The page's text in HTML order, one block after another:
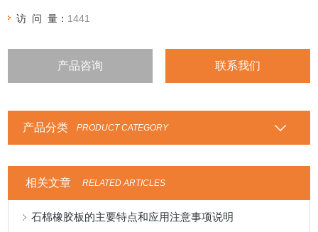
访 问 量： 1441
产品咨询 联系我们
产品分类 PRODUCT CATEGORY
相关文章 RELATED ARTICLES
石棉橡胶板的主要特点和应用注意事项说明